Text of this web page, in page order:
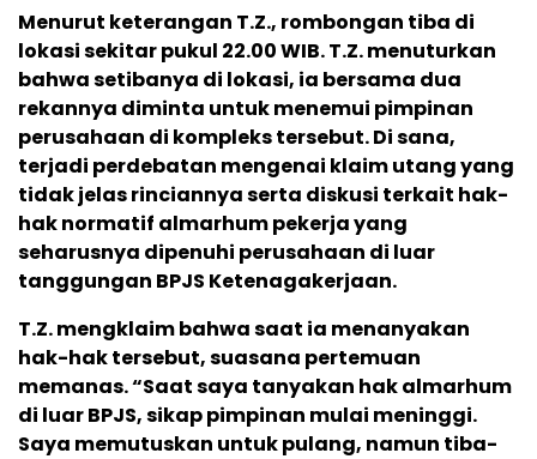
Menurut keterangan T.Z., rombongan tiba di
lokasi sekitar pukul 22.00 WIB. T.Z. menuturkan
bahwa setibanya di lokasi, ia bersama dua
rekannya diminta untuk menemui pimpinan
perusahaan di kompleks tersebut. Di sana,
terjadi perdebatan mengenai klaim utang yang
tidak jelas rinciannya serta diskusi terkait hak-
hak normatif almarhum pekerja yang
seharusnya dipenuhi perusahaan di luar
tanggungan BPJS Ketenagakerjaan.
T.Z. mengklaim bahwa saat ia menanyakan
hak-hak tersebut, suasana pertemuan
memanas. “Saat saya tanyakan hak almarhum
di luar BPJS, sikap pimpinan mulai meninggi.
Saya memutuskan untuk pulang, namun tiba-